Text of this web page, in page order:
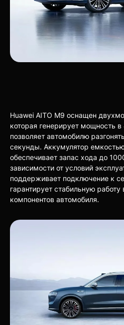
Huawei AITO M9 оснащен
которая генерирует мощность
позволяет автомобилю
секунды. Аккумулятор
обеспечивает запас хода до
зависимости от условий
поддерживает подключение к
гарантирует стабильную
компонентов автомобиля.